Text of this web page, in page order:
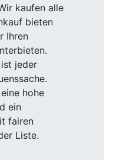
kaufen alle
bieten
Ihren
jeder
hohe
ein
fairen
Liste.